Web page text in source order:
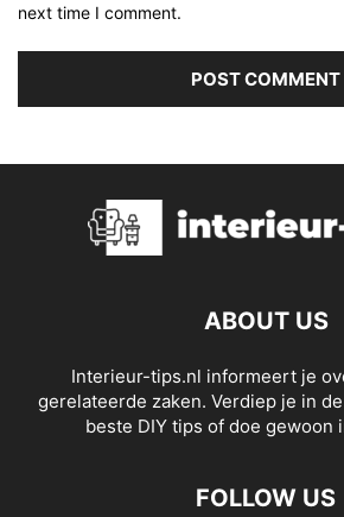
next time I comment.
ABOUT US
Interieur-tips.nl informeert je
gerelateerde zaken. Verdiep je in
beste DIY tips of doe gewoon
FOLLOW US